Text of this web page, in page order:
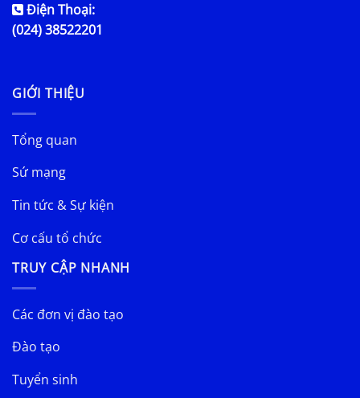
Điện Thoại:
(024) 38522201
GIỚI THIỆU
Tổng quan
Sứ mạng
Tin tức & Sự kiện
Cơ cấu tổ chức
TRUY CẬP NHANH
Các đơn vị đào tạo
Đào tạo
Tuyển sinh